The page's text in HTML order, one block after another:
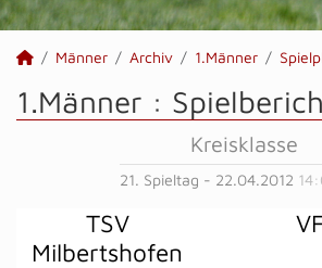
Männer Archiv 1.Männer
1.Männer :
Kreisklasse
21. Spieltag - 22.04.2012
TSV
Milbertshofen